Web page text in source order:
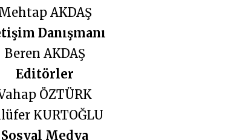
AKDAŞ
Danışmanı
Beren AKDAŞ
Editörler
ÖZTÜRK
KURTOĞLU
Sosyal Medya